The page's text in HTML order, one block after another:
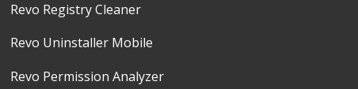
Revo Registry Cleaner
Revo Uninstaller Mobile
Revo Permission Analyzer